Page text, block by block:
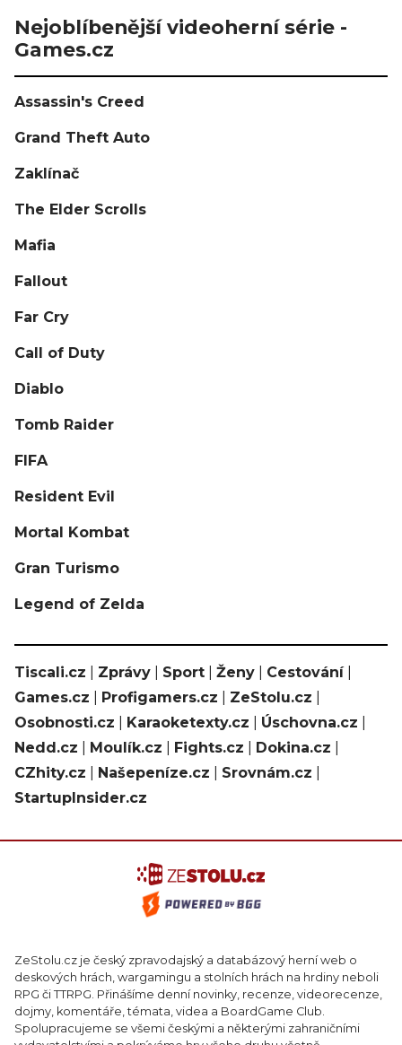
Nejoblíbenější videoherní série -
Games.cz
Assassin's Creed
Grand Theft Auto
Zaklínač
The Elder Scrolls
Mafia
Fallout
Far Cry
Call of Duty
Diablo
Tomb Raider
FIFA
Resident Evil
Mortal Kombat
Gran Turismo
Legend of Zelda
Tiscali.cz Zprávy Sport Ženy Cestování|
Games.cz
Profigamers.cz ZeStolu.cz
Osobnosti.cz
Karaoketexty.cz Úschovna.cz
Nedd.cz
Moulík.cz Fights.cz Dokina.cz
CZhity.cz
Našepeníze.cz Srovnám.cz
StartupInsider.cz
ZeStolu.cz je český zpravodajský a databázový herní web o
deskových hrách, wargamingu a stolních hrách na hrdiny neboli
RPG či TTRPG. Přinášíme denní novinky, recenze, videorecenze,
dojmy, komentáře, témata, videa a BoardGame Club.
Spolupracujeme se všemi českými a některými zahraničními